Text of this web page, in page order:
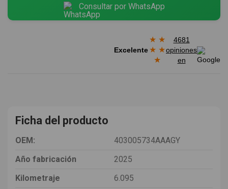
Consultar por WhatsApp
Excelente
★ ★
★ ★
★
4681
opiniones
en
Ficha del producto
OEM:
403005734AAAGY
Año fabricación
2025
Kilometraje
6.095